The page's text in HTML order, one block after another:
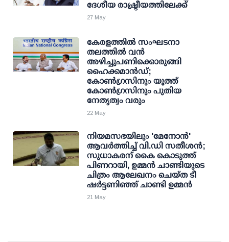
ദേശീയ രാഷ്ട്രീയത്തിലേക്ക്
27 May
കേരളത്തില്‍ സംഘടനാ
തലത്തില്‍ വന്‍
അഴിച്ചുപണിക്കൊരുങ്ങി
ഹൈക്കമാന്‍ഡ്;
കോണ്‍ഗ്രസിനും യൂത്ത്
കോണ്‍ഗ്രസിനും പുതിയ
നേതൃത്വം വരും
22 May
നിയമസഭയിലും 'മേനോന്‍'
ആവര്‍ത്തിച്ച് വി.ഡി സതീശന്‍;
സുധാകരന് കൈ കൊടുത്ത്
പിണറായി, ഉമ്മന്‍ ചാണ്ടിയുടെ
ചിത്രം ആലേഖനം ചെയ്ത ടീ
ഷര്‍ട്ടണിഞ്ഞ് ചാണ്ടി ഉമ്മന്‍
21 May